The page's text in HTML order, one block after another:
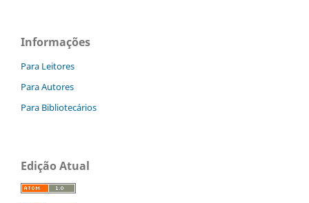
Informações
Para Leitores
Para Autores
Para Bibliotecários
Edição Atual